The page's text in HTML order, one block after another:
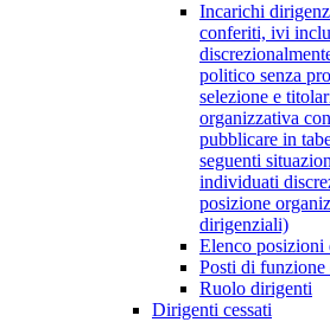
Incarichi
conferiti, ivi
politico senza
selezione e
organizzativa
pubblicare in
seguenti
individuati
posizione
dirigenziali)
Elenco posizioni
Posti di
Ruolo dirigenti
Dirigenti cessati